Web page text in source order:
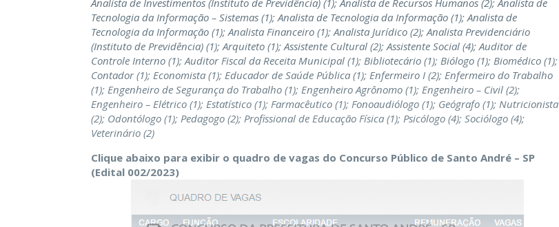
Tecnologia da Informação – Sistemas (1); Analista de Tecnologia da Informação (1); Analista de
Tecnologia da Informação (1); Analista Financeiro (1); Analista Jurídico (2); Analista Previdenciário
(Instituto de Previdência) (1); Arquiteto (1); Assistente Cultural (2); Assistente Social (4); Auditor de
Controle Interno (1); Auditor Fiscal da Receita Municipal (1); Bibliotecário (1); Biólogo (1); Biomédico (1);
Contador (1); Economista (1); Educador de Saúde Pública (1); Enfermeiro I (2); Enfermeiro do Trabalho
(1); Engenheiro de Segurança do Trabalho (1); Engenheiro Agrônomo (1); Engenheiro – Civil (2);
Engenheiro – Elétrico (1); Estatístico (1); Farmacêutico (1); Fonoaudiólogo (1); Geógrafo (1); Nutricionista
(2); Odontólogo (1); Pedagogo (2); Profissional de Educação Física (1); Psicólogo (4); Sociólogo (4);
Veterinário (2)
Clique abaixo para exibir o quadro de vagas do Concurso Público de Santo André – SP
(Edital 002/2023)